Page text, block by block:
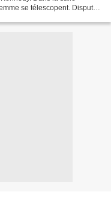
se télescopent. Dispute